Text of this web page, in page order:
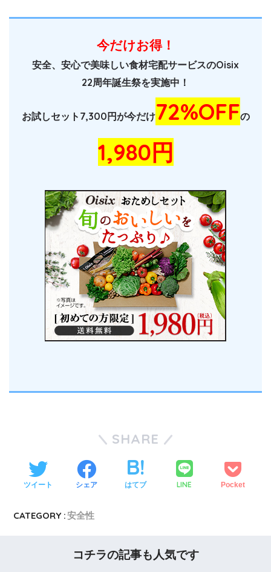
今だけお得！
安全、安心で美味しい食材宅配サービスのOisix
22周年誕生祭を実施中！
お試しセット7,300円が今だけ72%OFFの
1,980円
SHARE
ツイート シェア はてブ LINE Pocket
CATEGORY :安全性
コチラの記事も人気です